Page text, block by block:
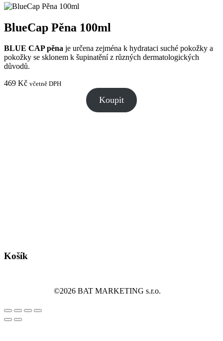
BlueCap Pěna 100ml
BLUE CAP pěna je určena zejména k hydrataci suché pokožky a
pokožky se sklonem k šupinatění z různých dermatologických
důvodů.
469 Kč včetně DPH
Koupit
Košík
©2026 BAT MARKETING s.r.o.